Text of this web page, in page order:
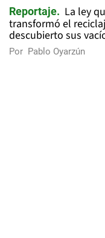
Reportaje
La ley
transformó el
descubierto sus
Por Pablo Oyarzún